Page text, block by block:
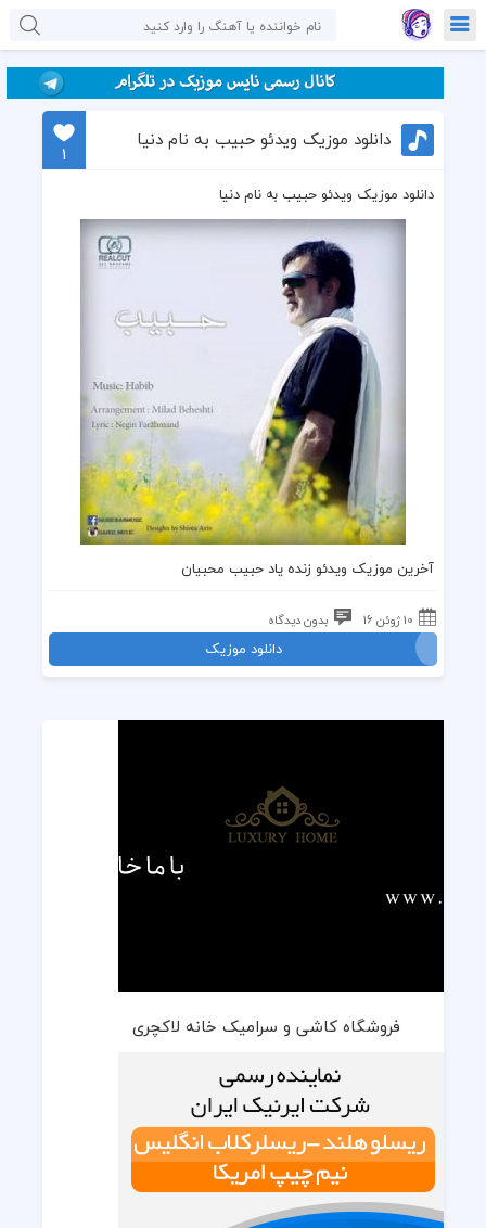
دانلود موزیک ویدئو حبیب به نام دنیا
1
دانلود موزیک ویدئو حبیب به نام دنیا
آخرین موزیک ویدئو زنده یاد حبیب محبیان
10 ژوئن 16 بدون دیدگاه
دانلود موزیک
فروشگاه کاشی و سرامیک خانه لاکچری